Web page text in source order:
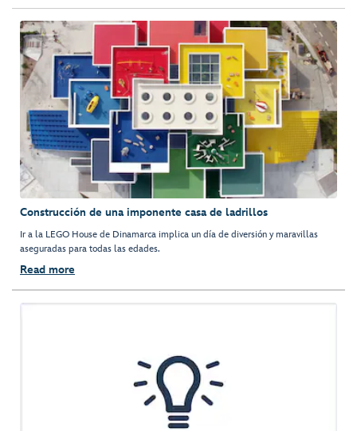
Construcción de una imponente casa de ladrillos
Ir a la LEGO House de Dinamarca implica un día de diversión y maravillas
aseguradas para todas las edades.
Read more